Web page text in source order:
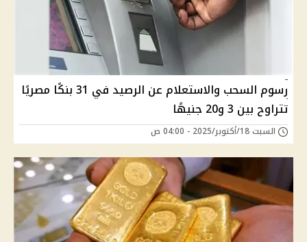
رسوم السحب والاستعلام عن الرصيد في 31 بنكًا مصريًا
تتراوح بين 3 و20 جنيهًا
السبت 18/أكتوبر/2025 - 04:00 ص